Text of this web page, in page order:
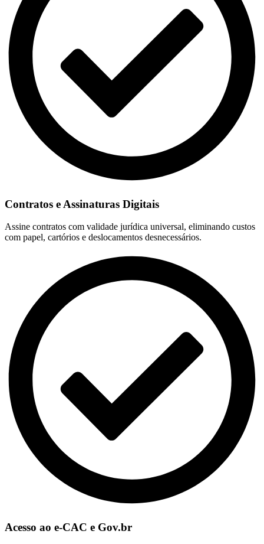
Contratos e Assinaturas Digitais
Assine contratos com validade jurídica universal, eliminando custos
com papel, cartórios e deslocamentos desnecessários.
Acesso ao e-CAC e Gov.br